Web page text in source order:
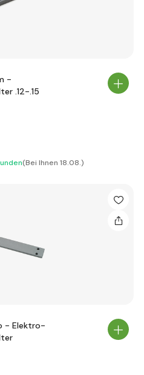
-
.12-.15
(Bei Ihnen 18.08.)
- Elektro-